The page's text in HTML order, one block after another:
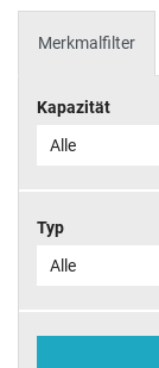
Merkmalfilter
Kapazität
Alle
Typ
Alle